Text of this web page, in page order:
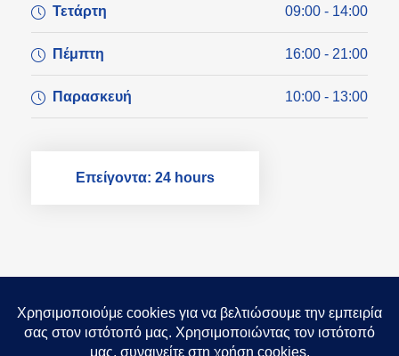
Τετάρτη 09:00 - 14:00
Πέμπτη 16:00 - 21:00
Παρασκευή 10:00 - 13:00
Επείγοντα: 24 hours